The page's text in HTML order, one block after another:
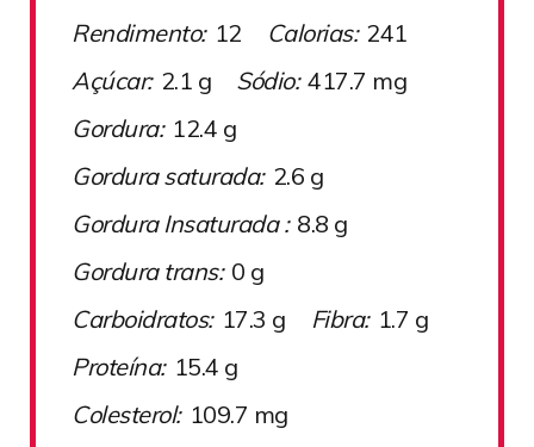
Rendimento: 12 Calorias: 241
Açúcar: 2.1 g Sódio: 417.7 mg
Gordura: 12.4 g
Gordura saturada: 2.6 g
Gordura Insaturada : 8.8 g
Gordura trans: 0 g
Carboidratos: 17.3 g Fibra: 1.7 g
Proteína: 15.4 g
Colesterol: 109.7 mg